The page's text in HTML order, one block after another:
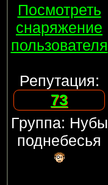
Посмотреть
снаряжение
пользователя
Репутация:
73
Группа: Нубы
поднебесья